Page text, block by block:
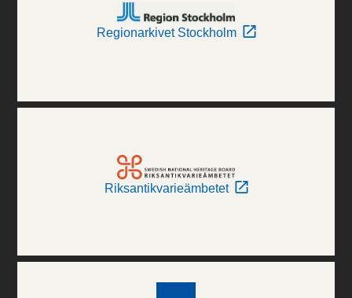
Regionarkivet Stockholm
Riksantikvarieämbetet